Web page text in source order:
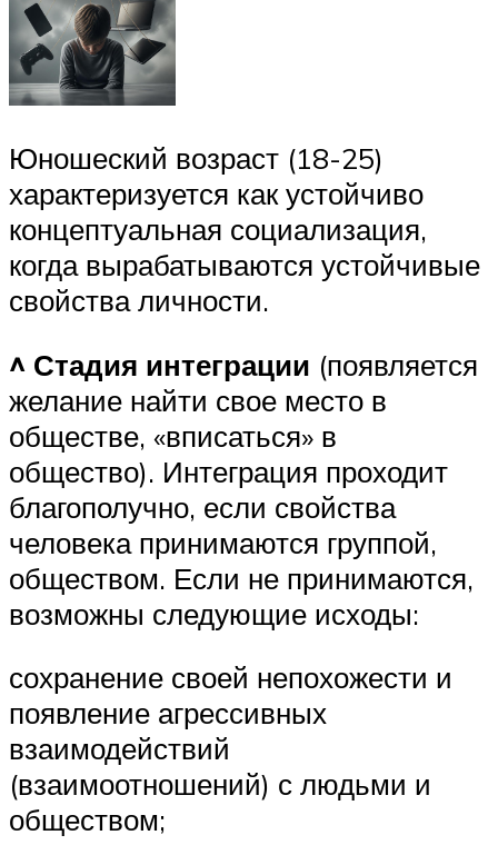
Юношеский возраст (18-25)
характеризуется как устойчиво
концептуальная социализация,
когда вырабатываются устойчивые
свойства личности.
^ Стадия интеграции (появляется
желание найти свое место в
обществе, «вписаться» в
общество). Интеграция проходит
благополучно, если свойства
человека принимаются группой,
обществом. Если не принимаются,
возможны следующие исходы:
сохранение своей непохожести и
появление агрессивных
взаимодействий
(взаимоотношений) с людьми и
обществом;